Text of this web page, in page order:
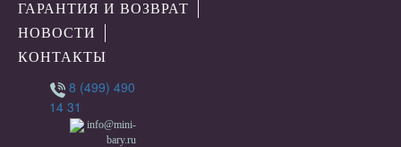
ГАРАНТИЯ И ВОЗВРАТ
НОВОСТИ
КОНТАКТЫ
8 (499) 490
14 31
info@mini-
bary.ru